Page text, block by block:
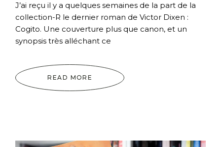
J’ai reçu il y a quelques semaines de la part de la
collection-R le dernier roman de Victor Dixen :
Cogito. Une couverture plus que canon, et un
synopsis très alléchant ce
READ MORE